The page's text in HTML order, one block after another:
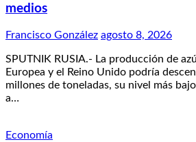
medios
Francisco González agosto 8, 2026
SPUTNIK RUSIA.- La producción de
Europea y el Reino Unido podría
millones de toneladas, su nivel más
a…
Economía